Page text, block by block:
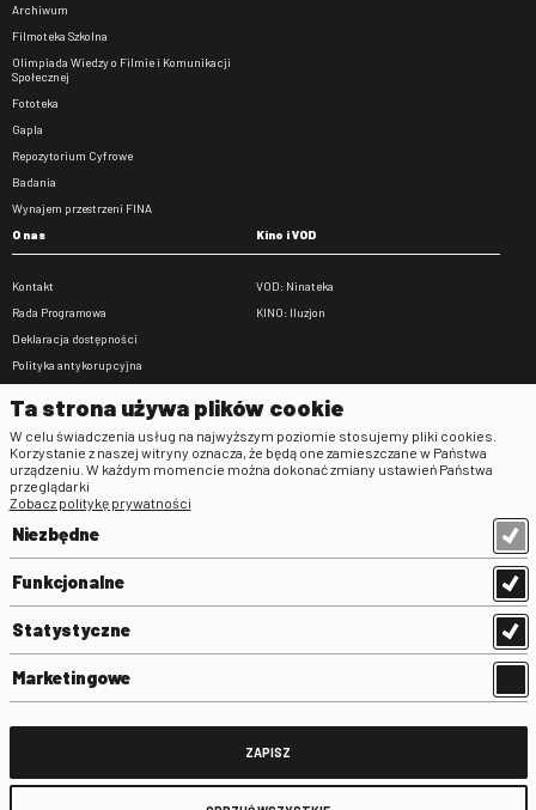
Archiwum
Filmoteka Szkolna
Olimpiada Wiedzy o Filmie i Komunikacji
Społecznej
Fototeka
Gapla
Repozytorium Cyfrowe
Badania
Wynajem przestrzeni FINA
O nas
Kontakt
Rada Programowa
Deklaracja dostępności
Polityka antykorupcyjna
Zamówienia publiczne
Praca w FINA
Kino i VOD
VOD: Ninateka
KINO: Iluzjon
Regulaminy
Klauzula informacyjna RODO
Regulamin użytkowania parkingu
Standardy ochrony małoletnich
Regulamin kina Iluzjon
Ta strona używa plików cookie
W celu świadczenia usług na najwyższym poziomie stosujemy pliki cookies.
Korzystanie z naszej witryny oznacza, że będą one zamieszczane w Państwa
urządzeniu. W każdym momencie można dokonać zmiany ustawień Państwa
przeglądarki
Zobacz politykę prywatności
Niezbędne
Funkcjonalne
Statystyczne
Marketingowe
ZAPISZ